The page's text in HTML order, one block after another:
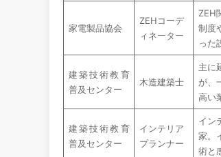
家電製品協会
ZEHコーデ
ィネーター
ZEH
制度
った
建築技術教育
普及センター
木造建築士
主に
が、
高い
建築技術教育
普及センター
インテリア
プランナー
イン
家。
術と